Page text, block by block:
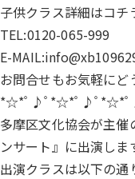
子供クラス詳細はコチ
TEL:0120-065-999
E-
お問合せもお気軽に
*☆*ﾟ♪ﾟ*☆*ﾟ♪ﾟ*☆*
多摩区文化協会が主
ンサート』に出演しま
出演クラスは以下の通